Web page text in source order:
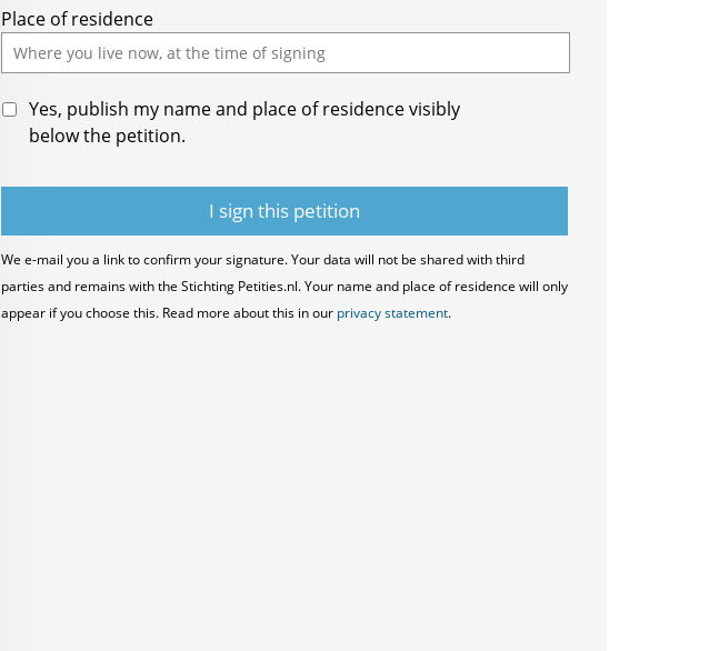
Place of residence
Yes, publish my name and place of residence visibly
below the petition.
We e-mail you a link to confirm your signature. Your data will not be shared with third
parties and remains with the Stichting Petities.nl. Your name and place of residence will only
appear if you choose this. Read more about this in our privacy statement.